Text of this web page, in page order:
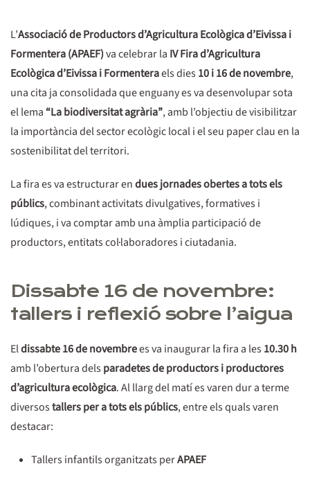
L’Associació de Productors d’Agricultura Ecològica d’Eivissa i
Formentera (APAEF)va celebrar la IV Fira d’Agricultura
Ecològica d’Eivissa i Formenteraels dies10 i 16 de novembre,
una cita ja consolidada que enguany es va desenvolupar sota
el lema “La biodiversitat agrària”, amb l’objectiu de visibilitzar
la importància del sector ecològic local i el seu paper clau en la
sostenibilitat del territori.
La fira es va estructurar endues jornades obertes a tots els
públics, combinant activitats divulgatives, formatives i
lúdiques, i va comptar amb una àmplia participació de
productors, entitats col·laboradores i ciutadania.
Dissabte 16 de novembre:
tallers i reflexió sobre l’aigua
Eldissabte 16 de novembrees va inaugurar la fira a les10.30 h
amb l’obertura delsparadetes de productors i productores
d’agricultura ecològica. Al llarg del matí es varen dur a terme
diversostallers per a tots els públics, entre els quals varen
destacar:
Tallers infantils organitzats perAPAEF